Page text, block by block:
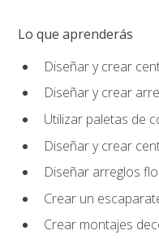
Lo que aprenderás
Diseñar y crear
Diseñar y crear
Utilizar paletas de
Diseñar y crear
Diseñar arreglos
Crear un
Crear montajes